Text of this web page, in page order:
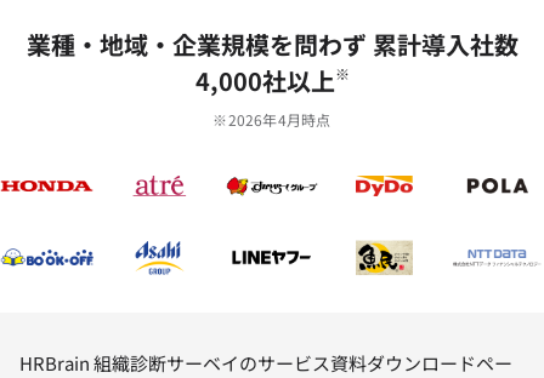
業種‧地域‧企業規模を問わず 累計導⼊社数
4,000社以上※
※2026年4月時点
HRBrain 組織診断サーベイのサービス資料ダウンロードペー